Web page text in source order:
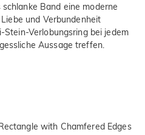
Band eine moderne
und Verbundenheit
Verlobungsring bei jedem
Aussage treffen.
with Chamfered Edges